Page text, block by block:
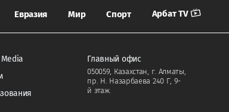
Евразия Мир Спорт Арбат TV
Главный офис
050059, Казахстан, г. Алматы,
пр. Н. Назарбаева 240 Г, 9-
й этаж.